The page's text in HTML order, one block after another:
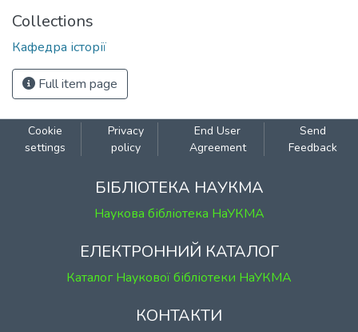
Collections
Кафедра історії
Full item page
Cookie
settings
Privacy
policy
End User
Agreement
Send
Feedback
БІБЛІОТЕКА НАУКМА
Наукова бібліотека НаУКМА
ЕЛЕКТРОННИЙ КАТАЛОГ
Каталог Наукової бібліотеки НаУКМА
КОНТАКТИ